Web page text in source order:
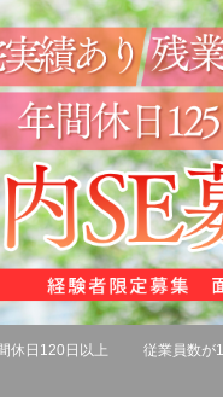
休日120日以上
従業員数が